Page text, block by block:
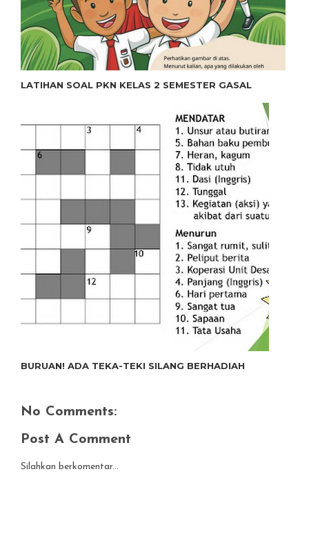
LATIHAN SOAL PKN KELAS 2 SEMESTER GASAL
BURUAN! ADA TEKA-TEKI SILANG BERHADIAH
No Comments:
Post A Comment
Silahkan berkomentar...